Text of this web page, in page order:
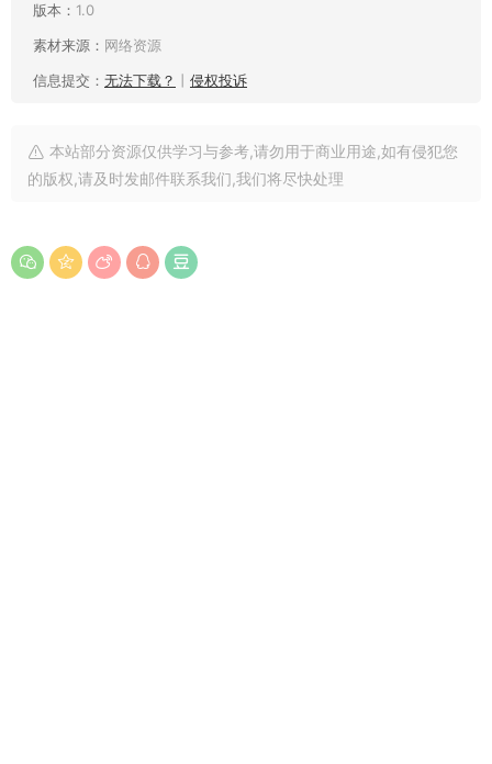
版本： 1.0
素材来源： 网络资源
信息提交： 无法下载？ 侵权投诉
本站部分资源仅供学习与参考,请勿用于商业用途,如有侵犯您
的版权,请及时发邮件联系我们,我们将尽快处理